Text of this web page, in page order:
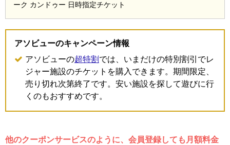
ーク カンドゥー 日時指定チケット
アソビューのキャンペーン情報
アソビューの超特割 では、いまだけの特別割引でレ
ジャー施設のチケットを購入できます。期間限定、
売り切れ次第終了です。安い施設を探して遊びに行
くのもおすすめです。
他のクーポンサービスのように、会員登録しても月額料金